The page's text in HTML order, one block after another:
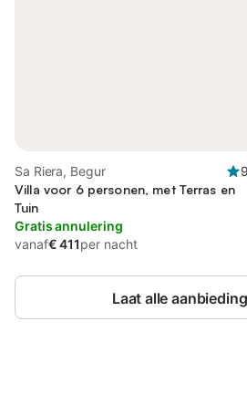
Sa Riera, Begur
Villa voor 6 personen, met Terras en
Tuin
Gratis annulering
vanaf€ 411per nacht
Laat alle